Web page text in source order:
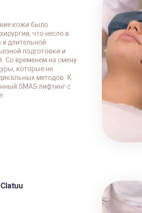
кожи было
что несло в
длительной
подготовки и
Со временем на смену
которые не
методов. К
SMAS-лифтинг с